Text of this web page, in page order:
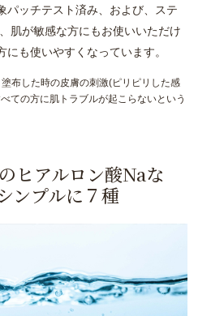
パッチテスト済み、および、ステ
肌が敏感な方にもお使いいただけ
にも使いやすくなっています。
布した時の皮膚の刺激(ピリピリした感
ての方に肌トラブルが起こらないという
ヒアルロン酸Naな
ンプルに７種